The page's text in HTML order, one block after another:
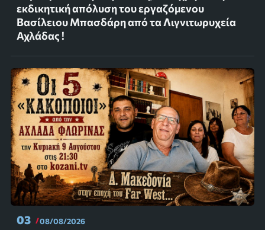
εκδικητική απόλυση του εργαζόμενου
Βασίλειου Μπασδάρη από τα Λιγνιτωρυχεία
Αχλάδας !
03 08/08/2026